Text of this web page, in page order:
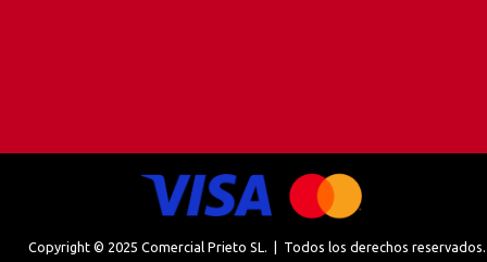
Copyright © 2025 Comercial Prieto SL. | Todos los derechos reservados.